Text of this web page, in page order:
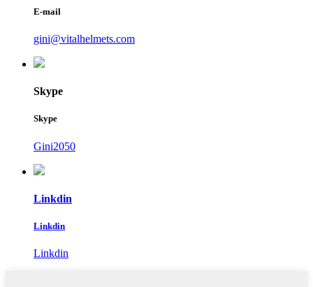
E-mail
gini@vitalhelmets.com
Skype
Skype
Gini2050
Linkdin
Linkdin
Linkdin